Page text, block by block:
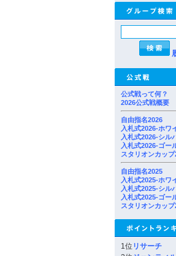
公式戦って何？
2026公式戦概要
自由指名2026
入札式2026-ホワ
入札式2026-シル
入札式2026-ゴー
スタリオンカップ
自由指名2025
入札式2025-ホワ
入札式2025-シル
入札式2025-ゴー
スタリオンカップ
1位 リサーチ